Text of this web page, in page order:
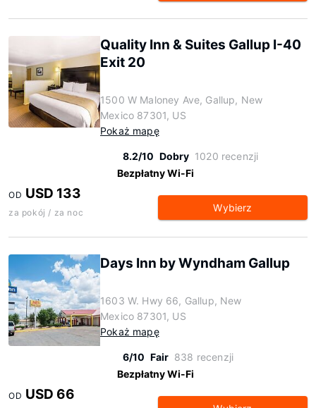
Quality Inn & Suites Gallup I-40
Exit 20
1500 W Maloney Ave, Gallup, New
Mexico 87301, US
Pokaż mapę
8.2/10 Dobry 1020 recenzji
Bezpłatny Wi-Fi
OD USD 133
za pokój / za noc Wybierz
Days Inn by Wyndham Gallup
1603 W. Hwy 66, Gallup, New
Mexico 87301, US
Pokaż mapę
6/10 Fair 838 recenzji
Bezpłatny Wi-Fi
OD USD 66